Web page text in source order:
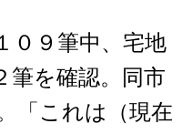
０９筆中、宅地
筆を確認。同市
「これは（現在